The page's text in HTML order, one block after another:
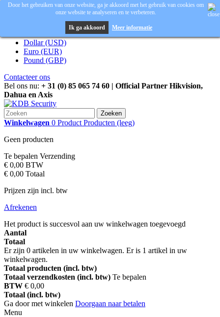
Dollar (USD)
Euro (EUR)
Pound (GBP)
Contacteer ons
Bel ons nu: + 31 (0) 85 065 74 60 | Official Partner Hikvision,
Dahua en Axis
Zoeken
Winkelwagen 0 Product Producten (leeg)
Geen producten
Te bepalen Verzending
€ 0,00 BTW
€ 0,00 Totaal
Prijzen zijn incl. btw
Afrekenen
Het product is succesvol aan uw winkelwagen toegevoegd
Aantal
Totaal
Er zijn 0 artikelen in uw winkelwagen. Er is 1 artikel in uw
winkelwagen.
Totaal producten (incl. btw)
Totaal verzendkosten (incl. btw) Te bepalen
BTW € 0,00
Totaal (incl. btw)
Ga door met winkelen Doorgaan naar betalen
Door het gebruiken van onze website, ga je akkoord met het gebruik van cookies om
onze website te analyseren en te verbeteren.
Ik ga akkoord Meer informatie
Menu